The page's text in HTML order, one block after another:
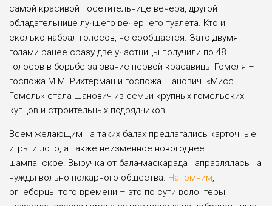
самой красивой посетительнице вечера, другой –
обладательнице лучшего вечернего туалета. Кто и
сколько набрал голосов, не сообщается. Зато двумя
годами ранее сразу две участницы получили по 48
голосов в борьбе за звание первой красавицы Гомеля –
госпожа М.М. Рихтерман и госпожа Шанович. «Мисс
Гомель» стала Шанович из семьи крупных гомельских
купцов и строительных подрядчиков.
Всем желающим на таких балах предлагались карточные
игры и лото, а также неизменное новогоднее
шампанское. Выручка от бала-маскарада направлялась на
нужды вольно-пожарного общества. Напомним,
огнеборцы того времени ­– это по сути волонтеры,